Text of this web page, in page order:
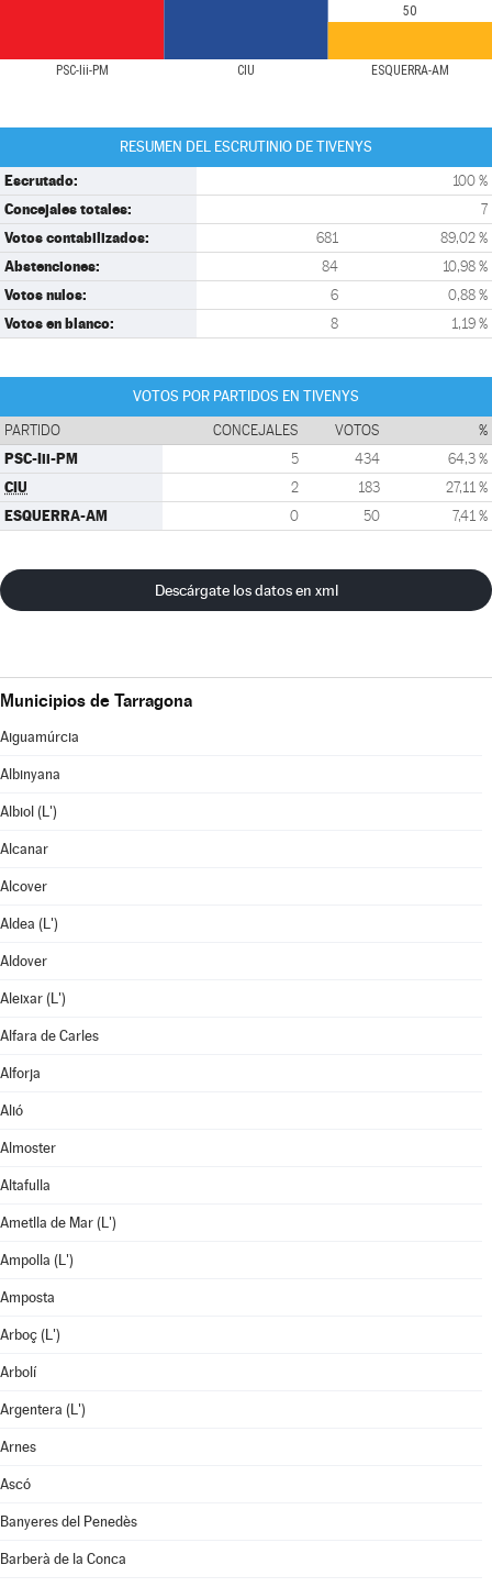
PSC-Iii-PM CIU ESQUERRA-AM
50
RESUMEN DEL ESCRUTINIO DE TIVENYS
Escrutado: 100 %
Concejales totales: 7
Votos contabilizados: 681 89,02 %
Abstenciones: 84 10,98 %
Votos nulos: 6 0,88 %
Votos en blanco: 8 1,19 %
VOTOS POR PARTIDOS EN TIVENYS
PARTIDO CONCEJALES VOTOS %
PSC-Iii-PM 5 434 64,3 %
CIU 2 183 27,11 %
ESQUERRA-AM 0 50 7,41 %
Descárgate los datos en xml
Municipios de Tarragona
Aiguamúrcia
Albinyana
Albiol (L')
Alcanar
Alcover
Aldea (L')
Aldover
Aleixar (L')
Alfara de Carles
Alforja
Alió
Almoster
Altafulla
Ametlla de Mar (L')
Ampolla (L')
Amposta
Arboç (L')
Arbolí
Argentera (L')
Arnes
Ascó
Banyeres del Penedès
Barberà de la Conca